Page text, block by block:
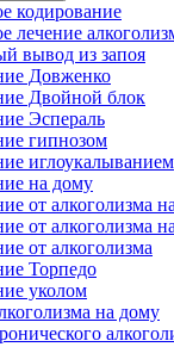
кодирование
лечение
вывод из запоя
Довженко
Двойной блок
Эспераль
гипнозом
иглоукалыванием
на дому
от алкоголизма
от алкоголизма
от алкоголизма
Торпедо
уколом
на дому